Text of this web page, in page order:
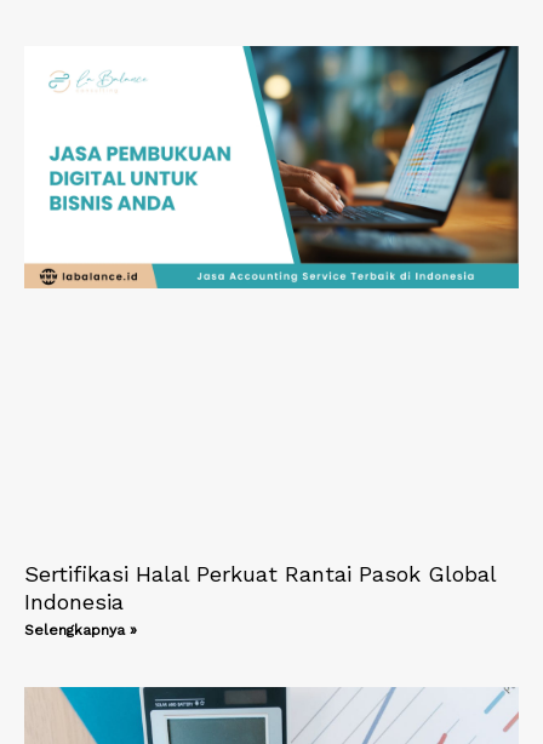
Sertifikasi Halal Perkuat Rantai Pasok Global
Indonesia
Selengkapnya »